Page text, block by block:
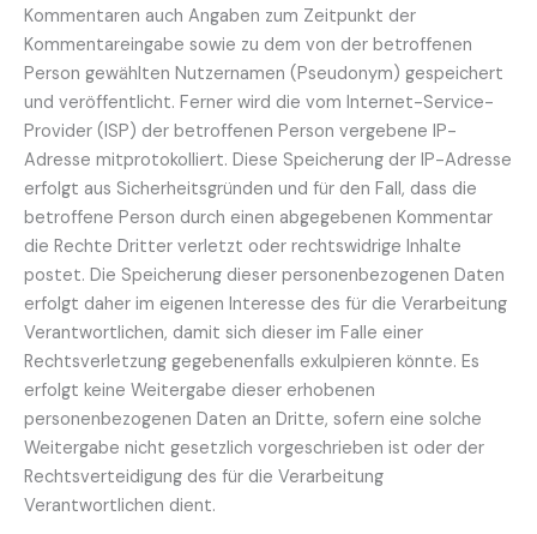
Kommentaren auch Angaben zum Zeitpunkt der
Kommentareingabe sowie zu dem von der betroffenen
Person gewählten Nutzernamen (Pseudonym) gespeichert
und veröffentlicht. Ferner wird die vom Internet-Service-
Provider (ISP) der betroffenen Person vergebene IP-
Adresse mitprotokolliert. Diese Speicherung der IP-Adresse
erfolgt aus Sicherheitsgründen und für den Fall, dass die
betroffene Person durch einen abgegebenen Kommentar
die Rechte Dritter verletzt oder rechtswidrige Inhalte
postet. Die Speicherung dieser personenbezogenen Daten
erfolgt daher im eigenen Interesse des für die Verarbeitung
Verantwortlichen, damit sich dieser im Falle einer
Rechtsverletzung gegebenenfalls exkulpieren könnte. Es
erfolgt keine Weitergabe dieser erhobenen
personenbezogenen Daten an Dritte, sofern eine solche
Weitergabe nicht gesetzlich vorgeschrieben ist oder der
Rechtsverteidigung des für die Verarbeitung
Verantwortlichen dient.